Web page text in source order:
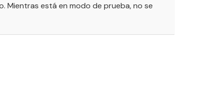
Mientras está en modo de prueba, no se